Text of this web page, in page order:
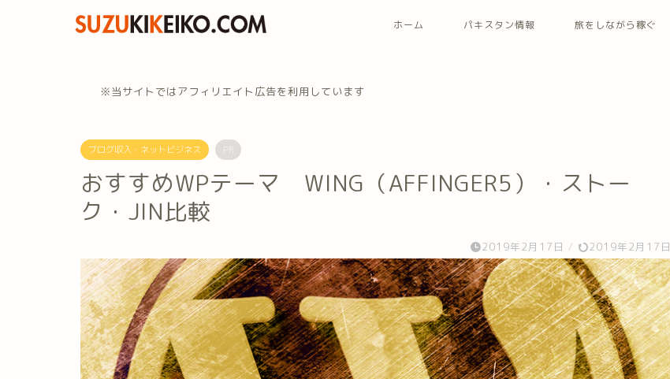
ホーム パキスタン情報 旅をしながら稼ぐ
※当サイトではアフィリエイト広告を利用しています
ブログ収入・ネットビジネス PR
おすすめWPテーマ WING（AFFINGER5）・ストー
ク・JIN比較
2019年2月17日 / 2019年2月17日